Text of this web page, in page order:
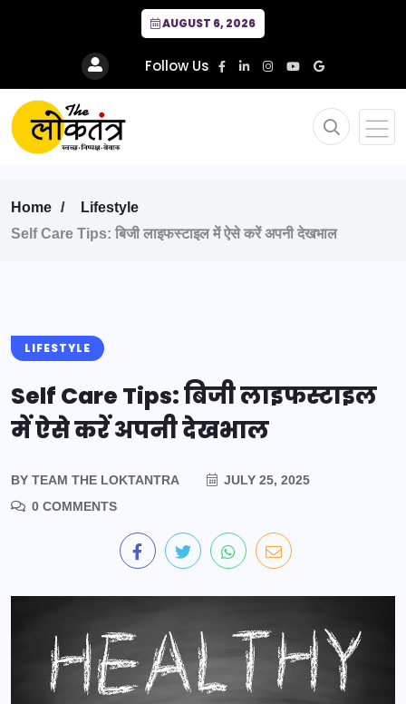
AUGUST 6, 2026
Follow Us
Home
Lifestyle
Self Care Tips: बिजी लाइफस्टाइल में ऐसे करें अपनी देखभाल
LIFESTYLE
Self Care Tips: बिजी लाइफस्टाइल
में ऐसे करें अपनी देखभाल
BY TEAM THE LOKTANTRA
JULY 25, 2025
0 COMMENTS